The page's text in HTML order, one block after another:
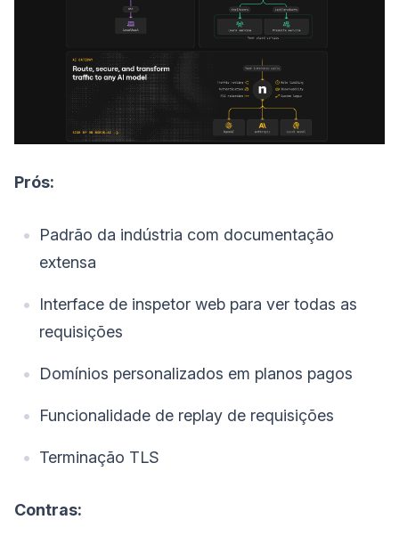
Prós:
Padrão da indústria com documentação
extensa
Interface de inspetor web para ver todas as
requisições
Domínios personalizados em planos pagos
Funcionalidade de replay de requisições
Terminação TLS
Contras: